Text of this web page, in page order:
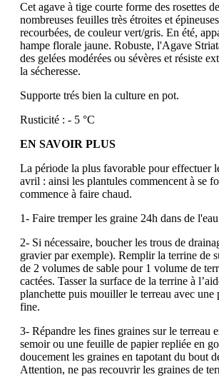
Cet agave à tige courte forme des rosettes
nombreuses feuilles très étroites et
recourbées, de couleur vert/gris. En été,
hampe florale jaune. Robuste, l'Agave
des gelées modérées ou sévères et résiste
la sécheresse.
Supporte trés bien la culture en pot.
Rusticité : - 5 °C
EN SAVOIR PLUS
La période la plus favorable pour effectuer
avril : ainsi les plantules commencent à se
commence à faire chaud.
1- Faire tremper les graine 24h dans de
2- Si nécessaire, boucher les trous de
gravier par exemple). Remplir la terrine de
de 2 volumes de sable pour 1 volume de
cactées. Tasser la surface de la terrine à
planchette puis mouiller le terreau avec une
fine.
3- Répandre les fines graines sur le terreau
semoir ou une feuille de papier repliée en
doucement les graines en tapotant du bout
Attention, ne pas recouvrir les graines de